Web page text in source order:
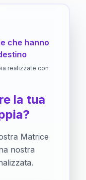
che hanno
realizzate con
la tua
Matrice
nostra